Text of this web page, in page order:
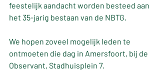
feestelijk aandacht worden besteed aan
het 35-jarig bestaan van de NBTG.
We hopen zoveel mogelijk leden te
ontmoeten die dag in Amersfoort, bij de
Observant, Stadhuisplein 7.